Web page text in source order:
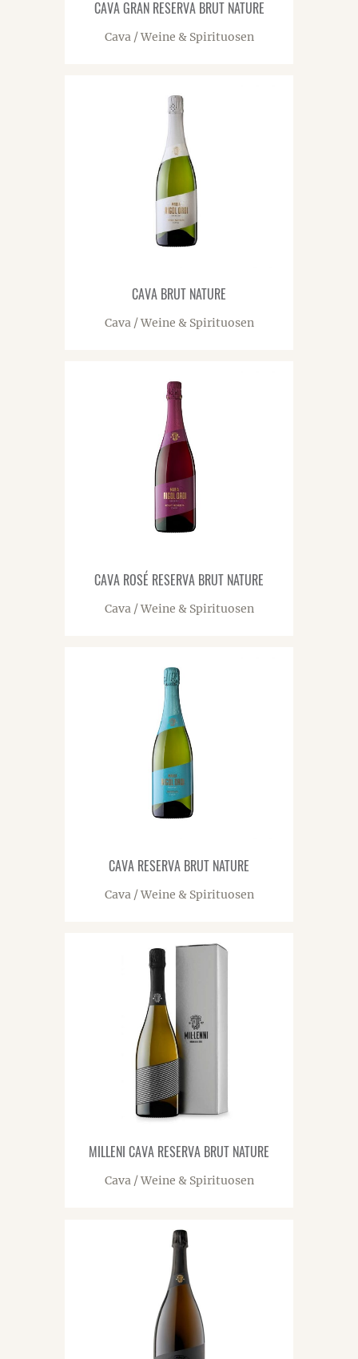
CAVA GRAN RESERVA BRUT NATURE
Cava / Weine & Spirituosen
CAVA BRUT NATURE
Cava / Weine & Spirituosen
CAVA ROSÉ RESERVA BRUT NATURE
Cava / Weine & Spirituosen
CAVA RESERVA BRUT NATURE
Cava / Weine & Spirituosen
MILLENI CAVA RESERVA BRUT NATURE
Cava / Weine & Spirituosen